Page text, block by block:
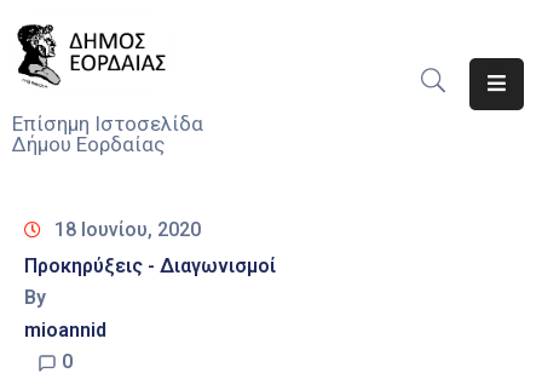
Επίσημη Ιστοσελίδα
Δήμου Εορδαίας
Νέα
Υπηρεσίες
Του
Δήμου
18 Ιουνίου, 2020
Προκηρύξεις - Διαγωνισμοί
By
mioannid
0